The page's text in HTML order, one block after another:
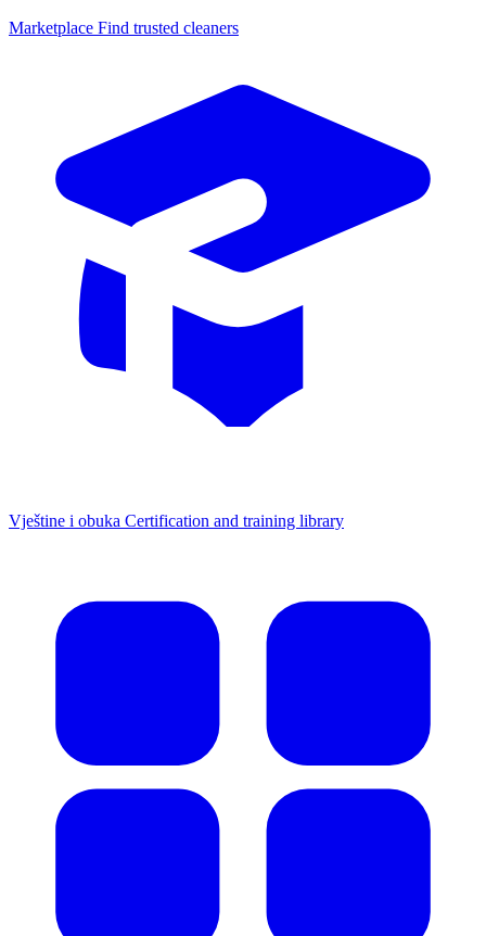
Marketplace Find trusted cleaners
Vještine i obuka Certification and training library